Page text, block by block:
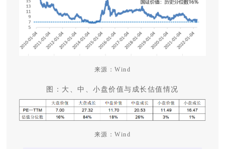
来源：Wind
图：大、中、小盘价值与成长估值情况
来源：Wind